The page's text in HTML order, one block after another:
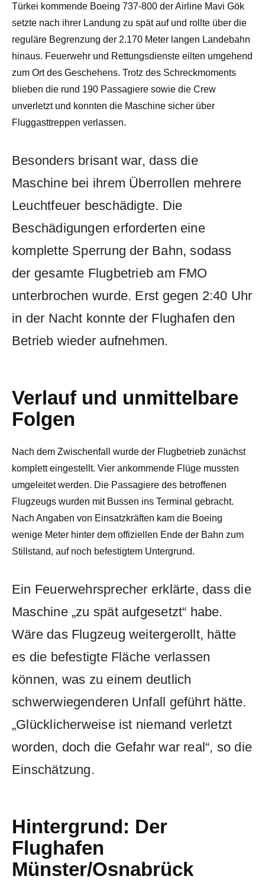
Türkei kommende Boeing 737-800 der Airline Mavi Gök
setzte nach ihrer Landung zu spät auf und rollte über die
reguläre Begrenzung der 2.170 Meter langen Landebahn
hinaus. Feuerwehr und Rettungsdienste eilten umgehend
zum Ort des Geschehens. Trotz des Schreckmoments
blieben die rund 190 Passagiere sowie die Crew
unverletzt und konnten die Maschine sicher über
Fluggasttreppen verlassen.
Besonders brisant war, dass die
Maschine bei ihrem Überrollen mehrere
Leuchtfeuer beschädigte. Die
Beschädigungen erforderten eine
komplette Sperrung der Bahn, sodass
der gesamte Flugbetrieb am FMO
unterbrochen wurde. Erst gegen 2:40 Uhr
in der Nacht konnte der Flughafen den
Betrieb wieder aufnehmen.
Verlauf und unmittelbare
Folgen
Nach dem Zwischenfall wurde der Flugbetrieb zunächst
komplett eingestellt. Vier ankommende Flüge mussten
umgeleitet werden. Die Passagiere des betroffenen
Flugzeugs wurden mit Bussen ins Terminal gebracht.
Nach Angaben von Einsatzkräften kam die Boeing
wenige Meter hinter dem offiziellen Ende der Bahn zum
Stillstand, auf noch befestigtem Untergrund.
Ein Feuerwehrsprecher erklärte, dass die
Maschine „zu spät aufgesetzt“ habe.
Wäre das Flugzeug weitergerollt, hätte
es die befestigte Fläche verlassen
können, was zu einem deutlich
schwerwiegenderen Unfall geführt hätte.
„Glücklicherweise ist niemand verletzt
worden, doch die Gefahr war real“, so die
Einschätzung.
Hintergrund: Der
Flughafen
Münster/Osnabrück